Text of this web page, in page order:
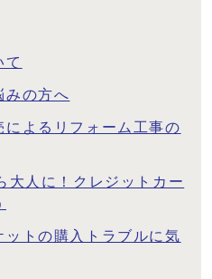
て
みの方へ
によるリフォーム工事の
大人に！クレジットカー
ットの購入トラブルに気